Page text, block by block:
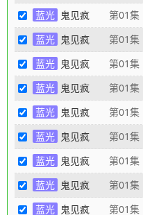
蓝光 鬼见疯 第01集
蓝光 鬼见疯 第01集
蓝光 鬼见疯 第01集
蓝光 鬼见疯 第01集
蓝光 鬼见疯 第01集
蓝光 鬼见疯 第01集
蓝光 鬼见疯 第01集
蓝光 鬼见疯 第01集
蓝光 鬼见疯 第01集